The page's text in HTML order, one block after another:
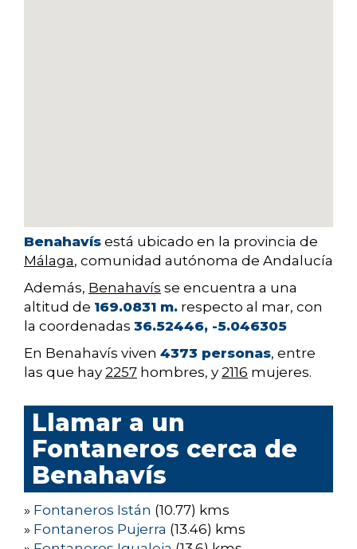
Benahavís está ubicado en la provincia de
Málaga, comunidad autónoma de Andalucía
Además, Benahavís se encuentra a una
altitud de 169.0831 m. respecto al mar, con
la coordenadas 36.52446, -5.046305
En Benahavís viven 4373 personas, entre
las que hay 2257 hombres, y 2116 mujeres.
Llamar a un
Fontaneros cerca de
Benahavís
» Fontaneros Istán (10.77) kms
» Fontaneros Pujerra (13.46) kms